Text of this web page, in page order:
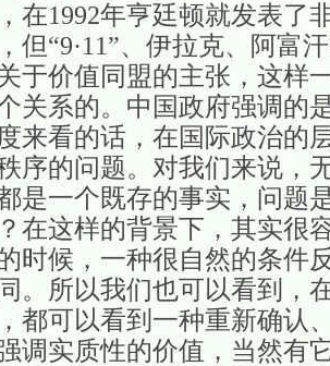
在1992年亨廷顿就发表了
但“9·11”、伊拉克、阿富
于价值同盟的主张，这样
关系的。中国政府强调的
来看的话，在国际政治的
序的问题。对我们来说，
是一个既存的事实，问题
在这样的背景下，其实很
时候，一种很自然的条件
。所以我们也可以看到，
都可以看到一种重新确认
调实质性的价值，当然有